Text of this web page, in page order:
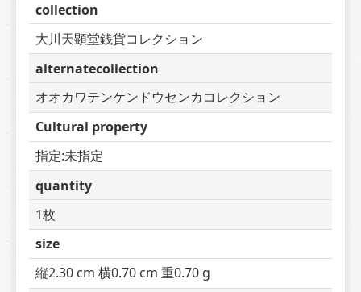
collection
大川天顕堂銭貨コレクション
alternatecollection
オオカワテンケンドウセンカコレクション
Cultural property
指定:未指定
quantity
1枚
size
縦2.30 cm 横0.70 cm 重0.70 g